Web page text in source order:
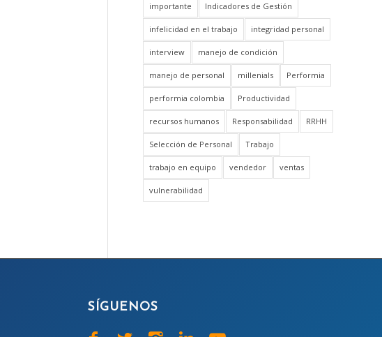
importante Indicadores de Gestión
infelicidad en el trabajo integridad personal
interview manejo de condición
manejo de personal millenials Performia
performia colombia Productividad
recursos humanos Responsabilidad RRHH
Selección de Personal Trabajo
trabajo en equipo vendedor ventas
vulnerabilidad
SÍGUENOS